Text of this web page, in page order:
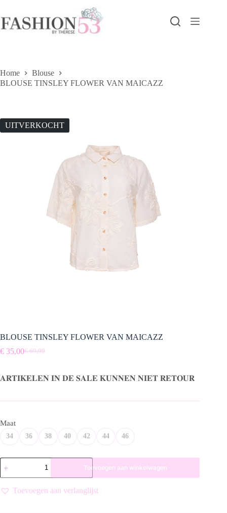
de
inhoud
Home
Blouse
BLOUSE TINSLEY FLOWER VAN MAICAZZ
UITVERKOCHT
BLOUSE TINSLEY FLOWER VAN MAICAZZ
€69,99
Oorspronkelijke
€ 69,99.
€ 35,00Huidige
€ 35,00.
𝐀𝐑𝐓𝐈𝐊𝐄𝐋𝐄𝐍 𝐈𝐍 𝐃𝐄 𝐒𝐀𝐋𝐄 𝐊𝐔𝐍𝐍𝐄𝐍 𝐍𝐈𝐄𝐓 𝐑𝐄𝐓𝐎𝐔𝐑
Maat
34 36 38 40 42 44 46
BLOUSE
TINSLEY
FLOWER
VAN
MAICAZZ
Toevoegen aan winkelwagen
Toevoegen aan verlanglijst